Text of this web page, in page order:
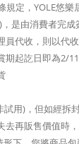
規定，YOLE悠樂
是由消費者完成
員代收，則以代
起訖日即為2/
用)，但如經拆
再販售價值時